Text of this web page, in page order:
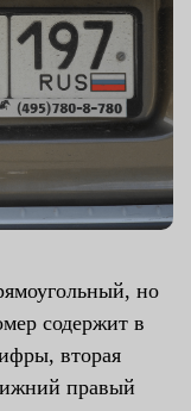
но
содержит в
вторая
правый